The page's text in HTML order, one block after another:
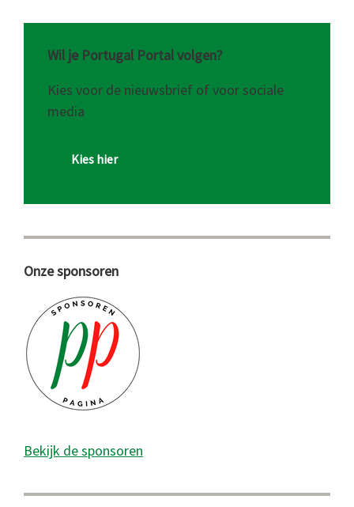
Wil je Portugal Portal volgen?
Kies voor de nieuwsbrief of voor sociale
media
Kies hier
Onze sponsoren
Bekijk de sponsoren